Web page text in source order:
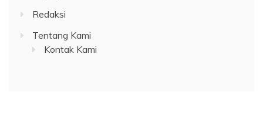
Redaksi
Tentang Kami
Kontak Kami